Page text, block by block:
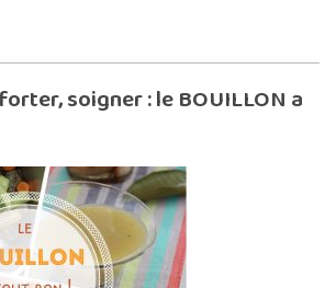
soigner : le BOUILLON a